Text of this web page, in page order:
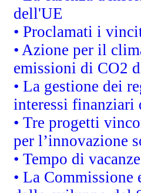
dell'UE
• Proclamati i
• Azione per il
emissioni di CO2
• La gestione dei
interessi finanziari
• Tre progetti
per l’innovazione
• Tempo di
• La